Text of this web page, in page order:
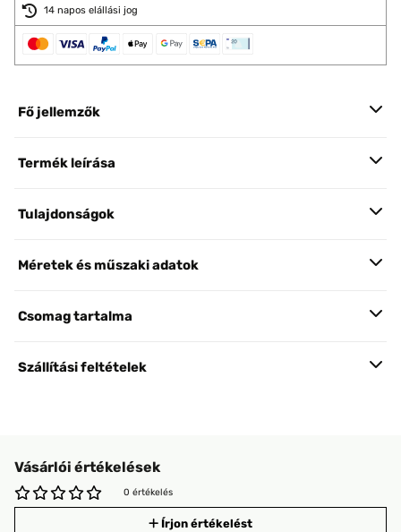
14 napos elállási jog
Fő jellemzők
Termék leírása
Tulajdonságok
Méretek és műszaki adatok
Csomag tartalma
Szállítási feltételek
Vásárlói értékelések
0 értékelés
Írjon értékelést